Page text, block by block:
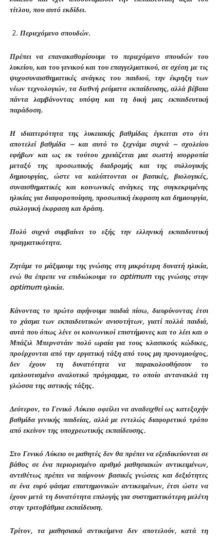
τίτλου, που αυτό εκδίδει.
Περιεχόμενο σπουδών.
Πρέπει να επανακαθορίσουμε το περιεχόμενο σπουδών του
λυκείου, και του γενικού και του επαγγελματικού, σε σχέση με τις
ψυχοσυναισθηματικές ανάγκες του παιδιού, την έκρηξη των
νέων τεχνολογιών, τα διεθνή ρεύματα εκπαίδευσης, αλλά βέβαια
πάντα λαμβάνοντας υπόψη και τη δική μας εκπαιδευτική
παράδοση.
Η ιδιαιτερότητα της λυκειακής βαθμίδας έγκειται στο ότι
αποτελεί βαθμίδα – και αυτό το ξεχνάμε συχνά – σχολείου
εφήβων και ως εκ τούτου χρειάζεται μια σωστή ισορροπία
μεταξύ της προσωπικής διαδρομής και της συλλογικής
δημιουργίας, ώστε να καλύπτονται οι βασικές, βιολογικές,
συναισθηματικές και κοινωνικές ανάγκες της συγκεκριμένης
ηλικίας για διαφοροποίηση, προσωπική έκφραση και δημιουργία,
συλλογική έκφραση και δράση.
Πολύ συχνά συμβαίνει το εξής την ελληνική εκπαιδευτική
πραγματικότητα.
Ζητάμε το μάξιμουμ της γνώσης στη μικρότερη δυνατή ηλικία,
ενώ θα έπρεπε να επιδιώκουμε το optimumτης γνώσης στην
optimumηλικία.
Κάνοντας το πρώτο αφήνουμε παιδιά πίσω, διευρύνοντας έτσι
το χάσμα των εκπαιδευτικών ανισοτήτων, γιατί πολλά παιδιά,
αυτά που όπως λένε οι κοινωνικοί επιστήμονες και το λέει και ο
Μπάζιλ Μπερνστάιν πολύ ωραία για τους κλασικούς κώδικες,
προέρχονται από την εργατική τάξη από τους μη προνομιούχος,
δεν έχουν τη δυνατότητα να παρακολουθήσουν το
εμπλουτισμένο αναλυτικό πρόγραμμα, το οποίο αντανακλά τη
γλώσσα της αστικής τάξης.
Δεύτερον, το Γενικό Λύκειο οφείλει να αναδειχθεί ως κατεξοχήν
βαθμίδα γενικής παιδείας, αλλά με εντελώς διαφορετικό τρόπο
από εκείνον της υποχρεωτικής εκπαίδευσης.
Στο Γενικό Λύκειο οι μαθητές δεν θα πρέπει να εξειδικεύονται σε
βάθος σε ένα περιορισμένο αριθμό μαθησιακών αντικειμένων,
αντιθέτως πρέπει να παίρνουν βασικές γνώσεις και δεξιότητες
σε ένα ευρύ φάσμα επιστημονικών αντικειμένων, έτσι ώστε να
έχουν μετά τη δυνατότητα επιλογής για συστηματικότερη μελέτη
στην τριτοβάθμια εκπαίδευση.
Τρίτον, τα μαθησιακά αντικείμενα δεν αποτελούν, κατά τη